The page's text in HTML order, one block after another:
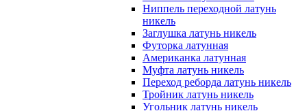
Ниппель переходной латунь
никель
Заглушка латунь никель
Футорка латунная
Американка латунная
Муфта латунь никель
Переход реборда латунь никель
Тройник латунь никель
Угольник латунь никель